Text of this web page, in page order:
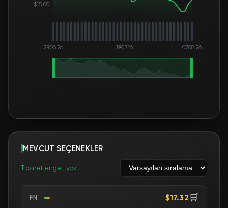
$15.00
29.06.26 19.07.26 07.08.26
MEVCUT SEÇENEKLER
Ticaret engeli yok
FN $17.32 🛒